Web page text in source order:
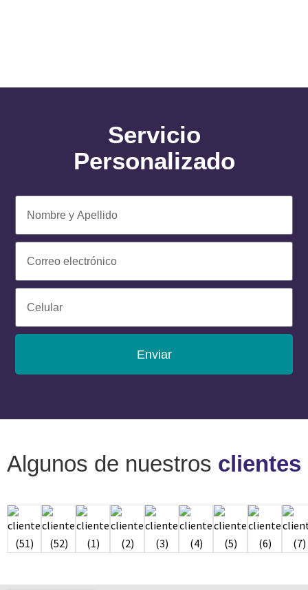
Servicio
Personalizado
Enviar
Algunos de nuestros clientes